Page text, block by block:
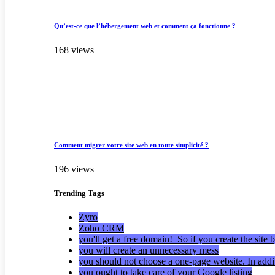
Qu’est-ce que l’hébergement web et comment ça fonctionne ?
168 views
Comment migrer votre site web en toute simplicité ?
196 views
Trending Tags
Zyro
Zoho CRM
you'll get a free domain! So if you create the site
you will create an unnecessary mess
you should not choose a one-page website. In
you ought to take care of your Google listing